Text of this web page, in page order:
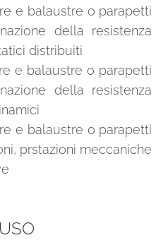
e balaustre o parapetti
della resistenza
distribuiti
e balaustre o parapetti
della resistenza
e balaustre o parapetti
prstazioni meccaniche